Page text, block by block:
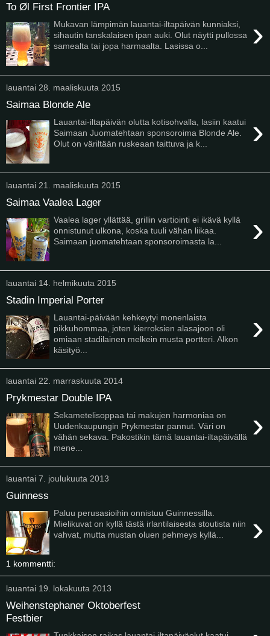
To Øl First Frontier IPA
›
Mukavan lämpimän lauantai-iltapäivän kunniaksi,
sihautin tanskalaisen ipan auki. Olut näytti pullossa
samealta tai jopa harmaalta. Lasissa o...
lauantai 28. maaliskuuta 2015
Saimaa Blonde Ale
›
Lauantai-iltapäivän olutta kotisohvalla, lasiin kaatui
Saimaan Juomatehtaan sponsoroima Blonde Ale.
Olut on väriltään ruskeaan taittuva ja k...
lauantai 21. maaliskuuta 2015
Saimaa Vaalea Lager
›
Vaalea lager yllättää, grillin vartiointi ei ikävä kyllä
onnistunut ulkona, koska tuuli vähän liikaa.
Saimaan juomatehtaan sponsoroimasta la...
lauantai 14. helmikuuta 2015
Stadin Imperial Porter
›
Lauantai-päivään kehkeytyi monenlaista
pikkuhommaa, joten kierroksien alasajoon oli
omiaan stadilainen melkein musta portteri. Alkon
käsityö...
lauantai 22. marraskuuta 2014
Prykmestar Double IPA
›
Sekametelisoppaa tai makujen harmoniaa on
Uudenkaupungin Prykmestar pannut. Väri on
vähän sekava. Pakostikin tämä lauantai-iltapäivällä
mene...
lauantai 7. joulukuuta 2013
Guinness
›
Paluu perusasioihin onnistuu Guinnessilla.
Mielikuvat on kyllä tästä irlantilaisesta stoutista niin
vahvat, mutta mustan oluen pehmeys kyllä...
1 kommentti:
lauantai 19. lokakuuta 2013
Weihenstephaner Oktoberfest
Festbier